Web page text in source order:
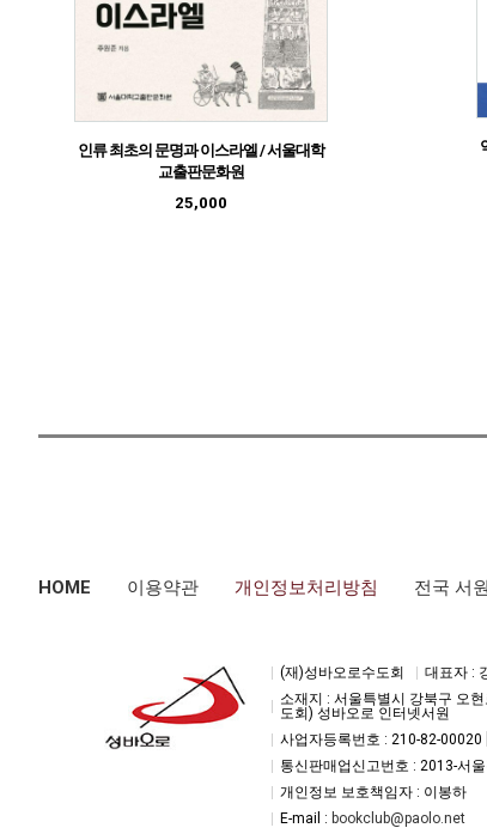
인류 최초의 문명과 이스라엘 / 서울대학
교출판문화원
25,000
HOME 이용약관 개인정보처리방침 전국 서
(재)성바오로수도회
대표자 :
소재지 : 서울특별시 강북구 오
도회) 성바오로 인터넷서원
사업자등록번호 : 210-82-00020
통신판매업신고번호 : 2013-서
개인정보 보호책임자 : 이봉하
E-mail : bookclub@paolo.net